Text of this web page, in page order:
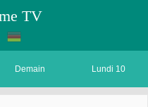
TV
Demain Lundi 10